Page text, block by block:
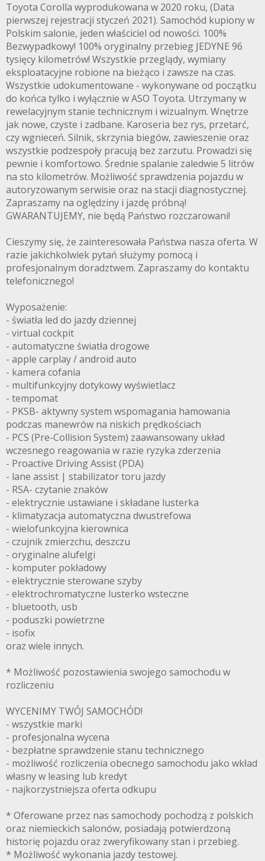
Toyota Corolla wyprodukowana w 2020 roku, (Data
pierwszej rejestracji styczeń 2021). Samochód kupiony w
Polskim salonie, jeden właściciel od nowości. 100%
Bezwypadkowy! 100% oryginalny przebieg JEDYNE 96
tysięcy kilometrów! Wszystkie przeglądy, wymiany
eksploatacyjne robione na bieżąco i zawsze na czas.
Wszystkie udokumentowane - wykonywane od początku
do końca tylko i wyłącznie w ASO Toyota. Utrzymany w
rewelacyjnym stanie technicznym i wizualnym. Wnętrze
jak nowe, czyste i zadbane. Karoseria bez rys, przetarć,
czy wgnieceń. Silnik, skrzynia biegów, zawieszenie oraz
wszystkie podzespoły pracują bez zarzutu. Prowadzi się
pewnie i komfortowo. Średnie spalanie zaledwie 5 litrów
na sto kilometrów. Możliwość sprawdzenia pojazdu w
autoryzowanym serwisie oraz na stacji diagnostycznej.
Zapraszamy na oględziny i jazdę próbną!
GWARANTUJEMY, nie będą Państwo rozczarowani!
Cieszymy się, że zainteresowała Państwa nasza oferta. W
razie jakichkolwiek pytań służymy pomocą i
profesjonalnym doradztwem. Zapraszamy do kontaktu
telefonicznego!
Wyposażenie:
- światła led do jazdy dziennej
- virtual cockpit
- automatyczne światła drogowe
- apple carplay / android auto
- kamera cofania
- multifunkcyjny dotykowy wyświetlacz
- tempomat
- PKSB- aktywny system wspomagania hamowania
podczas manewrów na niskich prędkościach
- PCS (Pre-Collision System) zaawansowany układ
wczesnego reagowania w razie ryzyka zderzenia
- Proactive Driving Assist (PDA)
- lane assist | stabilizator toru jazdy
- RSA- czytanie znaków
- elektrycznie ustawiane i składane lusterka
- klimatyzacja automatyczna dwustrefowa
- wielofunkcyjna kierownica
- czujnik zmierzchu, deszczu
- oryginalne alufelgi
- komputer pokładowy
- elektrycznie sterowane szyby
- elektrochromatyczne lusterko wsteczne
- bluetooth, usb
- poduszki powietrzne
- isofix
oraz wiele innych.
* Możliwość pozostawienia swojego samochodu w
rozliczeniu
WYCENIMY TWÓJ SAMOCHÓD!
- wszystkie marki
- profesjonalna wycena
- bezpłatne sprawdzenie stanu technicznego
- możliwość rozliczenia obecnego samochodu jako wkład
własny w leasing lub kredyt
- najkorzystniejsza oferta odkupu
* Oferowane przez nas samochody pochodzą z polskich
oraz niemieckich salonów, posiadają potwierdzoną
historię pojazdu oraz zweryfikowany stan i przebieg.
* Możliwość wykonania jazdy testowej.